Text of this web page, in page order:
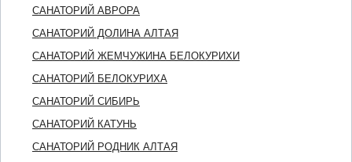
САНАТОРИЙ АВРОРА
САНАТОРИЙ ДОЛИНА АЛТАЯ
САНАТОРИЙ ЖЕМЧУЖИНА БЕЛОКУРИХИ
САНАТОРИЙ БЕЛОКУРИХА
САНАТОРИЙ СИБИРЬ
САНАТОРИЙ КАТУНЬ
САНАТОРИЙ РОДНИК АЛТАЯ